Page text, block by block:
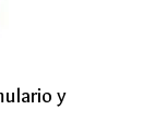
y